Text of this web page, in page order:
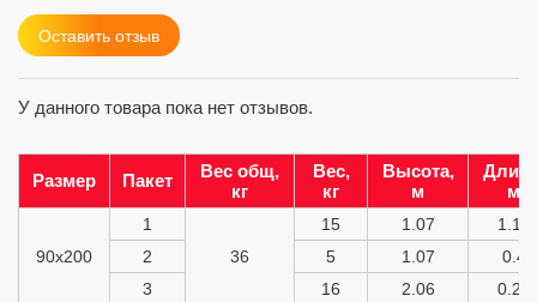
Оставить отзыв
У данного товара пока нет отзывов.
Размер Пакет
Вес общ,
кг
Вес,
кг
Высота,
м
м
90х200
1
36
15 1.07
1.15
2
5 1.07
0.4
3
16 2.06 0.26